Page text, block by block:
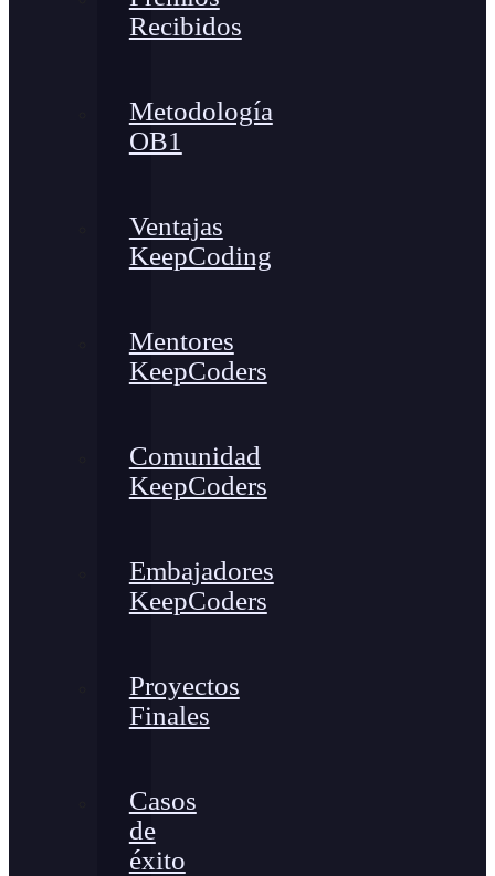
Recibidos
Metodología
OB1
Ventajas
KeepCoding
Mentores
KeepCoders
Comunidad
KeepCoders
Embajadores
KeepCoders
Proyectos
Finales
Casos
de
éxito